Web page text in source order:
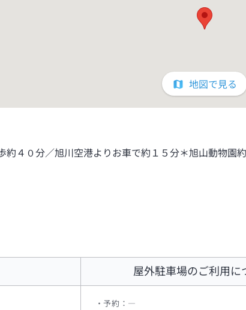
地図で見る
約４０分／旭川空港よりお車で約１５分＊旭山動物園
屋外駐車場のご利用に
予約：―